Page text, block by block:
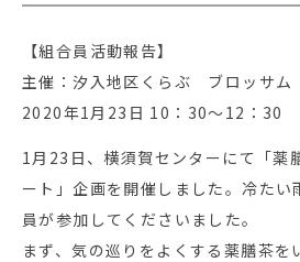
【組合員活動報告】
主催：汐入地区くらぶ ブロッサム
2020年1月23日 10：30～12：30
1月23日、横須賀センターにて「薬
ート」企画を開催しました。冷た
員が参加してくださいました。
まず、気の巡りをよくする薬膳茶を